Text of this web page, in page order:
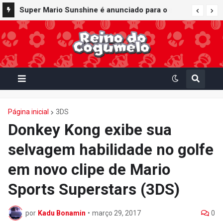
Super Mario Sunshine é anunciado para o
Nintendo GameCube - Nintendo Classics do
Nintendo Switch Online
Página inicial 3DS
Donkey Kong exibe sua
selvagem habilidade no golfe
em novo clipe de Mario
Sports Superstars (3DS)
por Kadu Bonamin • março 29, 2017 0